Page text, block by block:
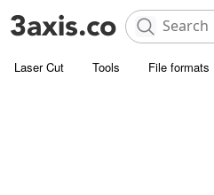
Laser Cut Tools File formats